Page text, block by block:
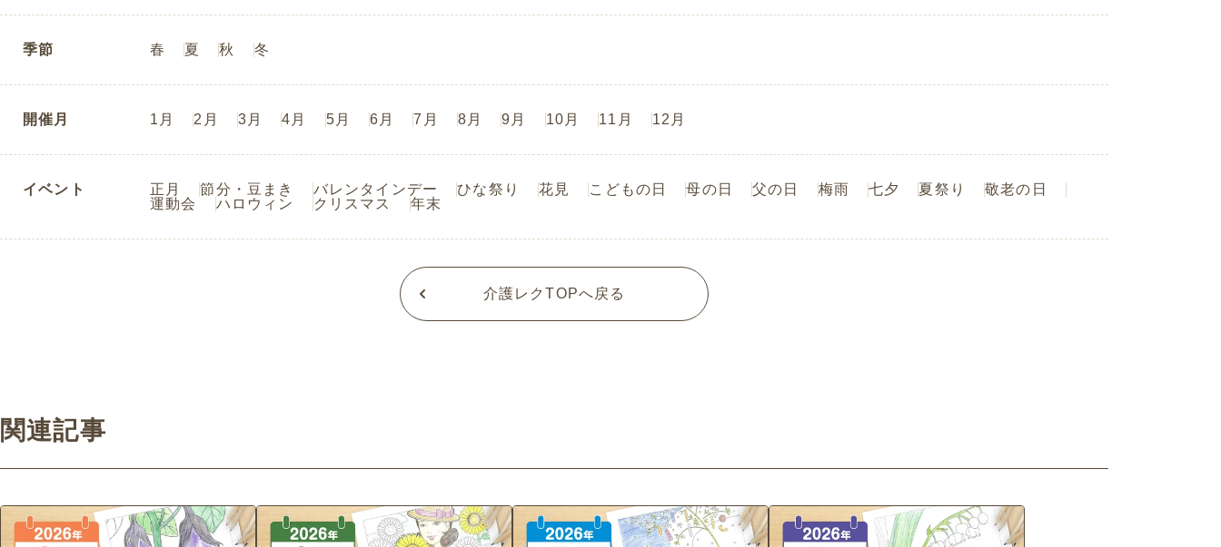
季節 春 夏 秋 冬
開催月 1月 2月 3月 4月 5月 6月 7月 8月 9月 10月 11月 12月
イベント 正月 節分・豆まき バレンタインデー ひな祭り 花見 こどもの日 母の日 父の日 梅雨 七夕 夏祭り
敬老の日
運動会
ハロウィン クリスマス 年末
介護レクTOPへ戻る
関連記事